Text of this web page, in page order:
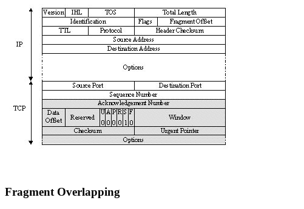
Fragment Overlapping